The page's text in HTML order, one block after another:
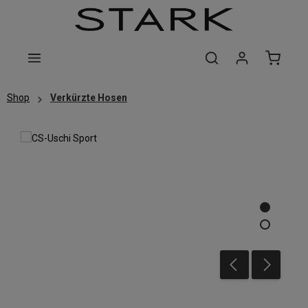
Zum Hauptinhalt springen
Shop Verkürzte Hosen